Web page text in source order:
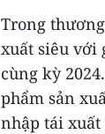
Trong
xuất siêu với
cùng kỳ
phẩm sản
nhập tái xuất